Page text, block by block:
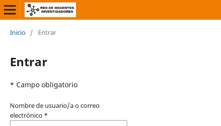
Inicio / Entrar
Entrar
* Campo obligatorio
Nombre de usuario/a o correo
electrónico *